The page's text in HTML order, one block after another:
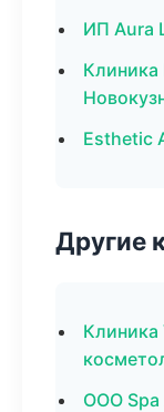
ИП Aura
Esthetic
Другие
Клиника
ООО Spa